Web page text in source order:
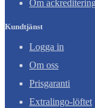
Om
Kundtjänst
Logga in
Om oss
Prisgaranti
Extralingo-löftet